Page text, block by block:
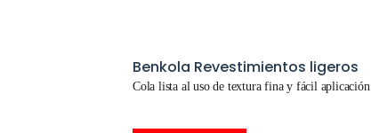
Benkola Revestimientos ligeros
Cola lista al uso de textura fina y fácil aplicación